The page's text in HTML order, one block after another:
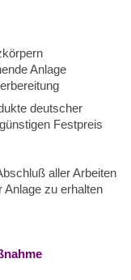
Anlage
deutscher
Festpreis
aller Arbeiten
Anlage zu erhalten